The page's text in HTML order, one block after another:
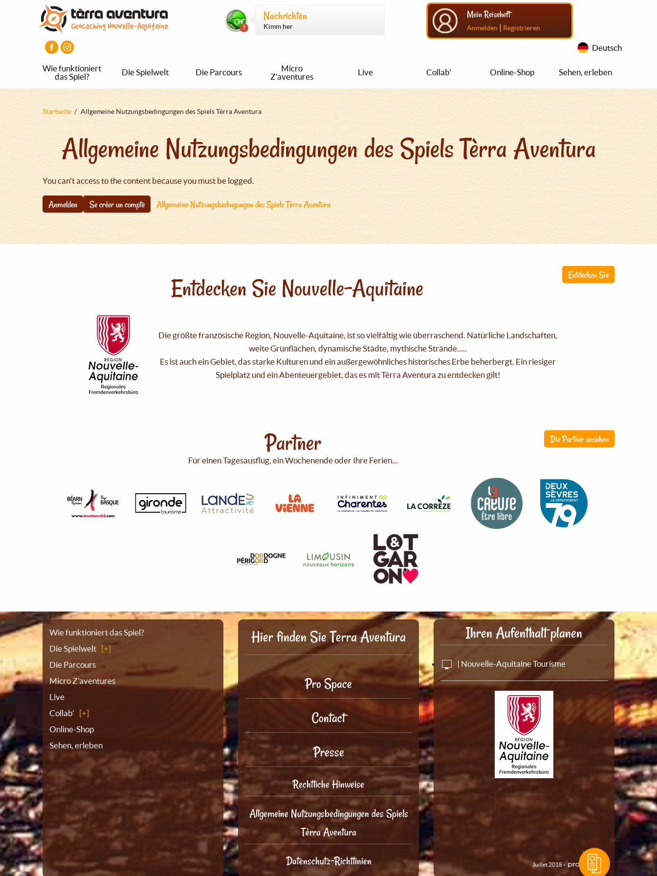
Nachrichten
Kimm her
Mein Reiseheft
Anmelden | Registrieren
Deutsch
Wie funktioniert
das Spiel?
Die Spielwelt Die Parcours
Micro
Z'aventures
Live Collab' Online-Shop Sehen, erleben
Pfadnavigation
Startseite Allgemeine Nutzungsbedingungen des Spiels Tèrra Aventura
Allgemeine Nutzungsbedingungen des Spiels Tèrra Aventura
You can't access to the content because you must be logged.
Anmelden Se créer un compte Allgemeine Nutzungsbedingungen des Spiels Tèrra Aventura
Entdecken Sie
Entdecken Sie Nouvelle-Aquitaine
Die größte französische Region, Nouvelle-Aquitaine, ist so vielfältig wie überraschend. Natürliche Landschaften,
weite Grünflächen, dynamische Städte, mythische Strände.....
Es ist auch ein Gebiet, das starke Kulturen und ein außergewöhnliches historisches Erbe beherbergt. Ein riesiger
Spielplatz und ein Abenteuergebiet, das es mit Tèrra Aventura zu entdecken gilt!
Die Partner ansehen
Partner
Für einen Tagesausflug, ein Wochenende oder Ihre Ferien...
Sitemap
Wie funktioniert das Spiel?
Die Spielwelt
Die Parcours
Micro Z'aventures
Live
Collab'
Online-Shop
Sehen, erleben
Hier finden Sie Terra Aventura
Pro Space
Contact
Presse
Rechtliche Hinweise
Allgemeine Nutzungsbedingungen des Spiels
Tèrra Aventura
Datenschutz-Richtlinien
Ihren Aufenthalt planen
| Nouvelle-Aquitaine Tourisme
Juillet 2018 -